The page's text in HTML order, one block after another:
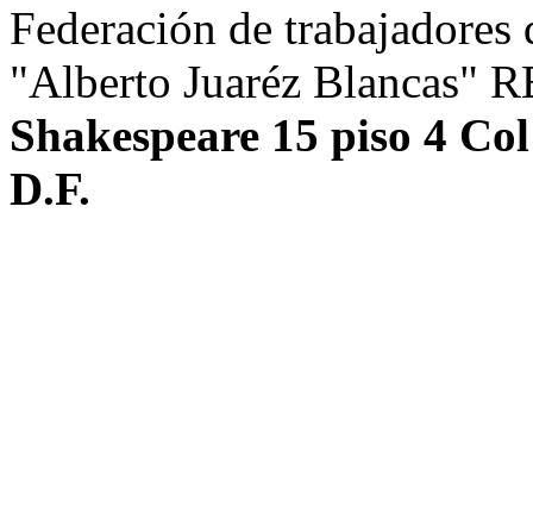
Federación de
"Alberto Juaréz Blancas"
Shakespeare 15 piso 4
D.F.